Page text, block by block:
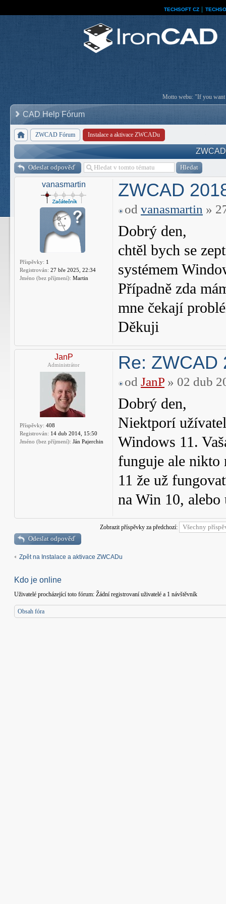
TECHSOFT CZ
Motto webu: "If you want
CAD Help Fórum
ZWCAD Fórum Instalace a aktivace ZWCADu
Odeslat odpověď
vanasmartin
Příspěvky: 1
Registrován: 27 bře 2025, 22:34
Jméno (bez příjmení): Martin
ZWCAD
od vanasmartin »
Dobrý den,
chtěl bych se
systémem
Případně zda
mne čekají
Děkuji
JanP
Administrátor
Příspěvky: 408
Registrován: 14 dub 2014, 15:50
Jméno (bez příjmení): Ján Pajerchin
Re: ZWCAD
od JanP » 02 dub
Dobrý den,
Niektporí
Windows 11.
funguje ale nikto
11 že už
na Win 10,
Zobrazit příspěvky za předchozí:
Odeslat odpověď
Zpět na Instalace a aktivace ZWCADu
Kdo je online
Uživatelé procházející toto fórum: Žádní registrovaní uživatelé a 1 návštěvník
Obsah fóra